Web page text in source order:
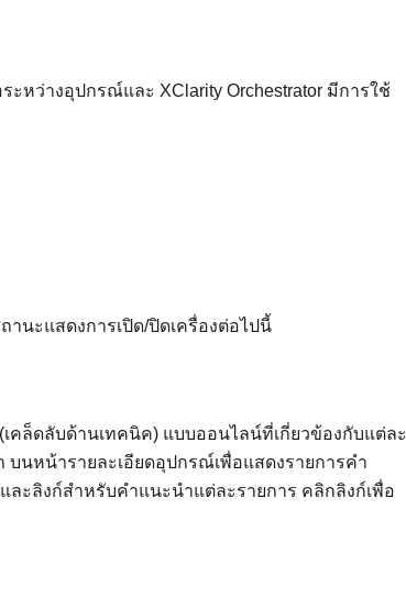
ระหว่างอุปกรณ์และ XClarity Orchestrator มีการใช้
นะแสดงการเปิด/ปิดเครื่องต่อไปนี้
คล็ดลับด้านเทคนิค) แบบออนไลน์ที่เกี่ยวข้องกับแต่ละ
บนหน้ารายละเอียดอุปกรณ์เพื่อแสดงรายการคำ
ะลิงก์สําหรับคําแนะนําแต่ละรายการ คลิกลิงก์เพื่อ